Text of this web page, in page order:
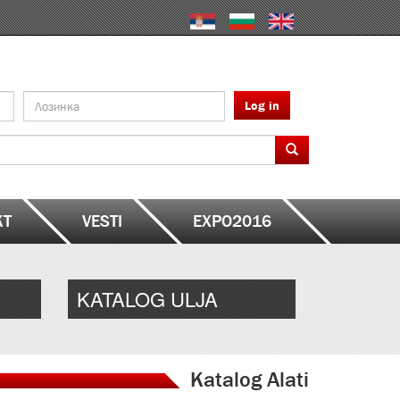
Log in
VESTI EXPO2016
KATALOG ULJA
Katalog Alati